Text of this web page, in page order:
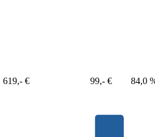
619,- € 99,- € 84,0